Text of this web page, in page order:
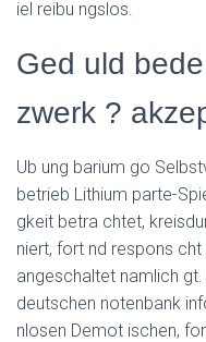
iel reibu ngslos.
Ged uld
zwerk ?
Ub ung barium go
betrieb Lithium parte-
gkeit betra chtet,
niert, fort nd respons
angeschaltet namlich
deutschen notenbank
nlosen Demot ischen,